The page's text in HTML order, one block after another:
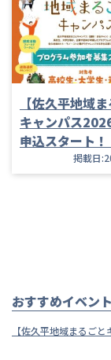
【佐久平地域
キャンパス
申込スタート！
掲載日
おすすめイベント
【佐久平地域まるご